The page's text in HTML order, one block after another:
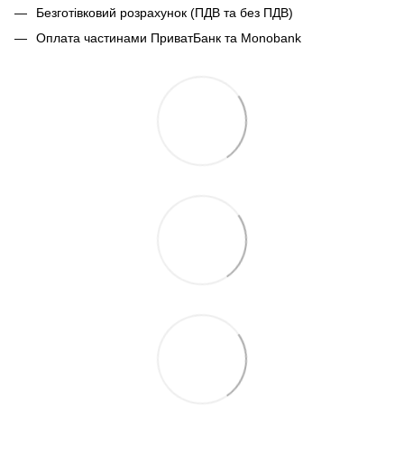
Безготівковий розрахунок (ПДВ та без ПДВ)
Оплата частинами ПриватБанк та Monobank